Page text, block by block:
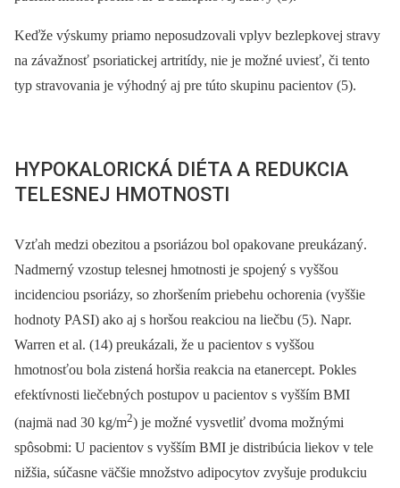
Keďže výskumy priamo neposudzovali vplyv bezlepkovej stravy
na závažnosť psoriatickej artritídy, nie je možné uviesť, či tento
typ stravovania je výhodný aj pre túto skupinu pacientov (5).
HYPOKALORICKÁ DIÉTA A REDUKCIA
TELESNEJ HMOTNOSTI
Vzťah medzi obezitou a psoriázou bol opakovane preukázaný.
Nadmerný vzostup telesnej hmotnosti je spojený s vyššou
incidenciou psoriázy, so zhoršením priebehu ochorenia (vyššie
hodnoty PASI) ako aj s horšou reakciou na liečbu (5). Napr.
Warren et al. (14) preukázali, že u pacientov s vyššou
hmotnosťou bola zistená horšia reakcia na etanercept. Pokles
efektívnosti liečebných postupov u pacientov s vyšším BMI
(najmä nad 30 kg/m2) je možné vysvetliť dvoma možnými
spôsobmi: U pacientov s vyšším BMI je distribúcia liekov v tele
nižšia, súčasne väčšie množstvo adipocytov zvyšuje produkciu